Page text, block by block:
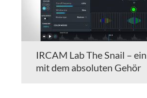
IRCAM Lab The Snail –
mit dem absoluten Gehör